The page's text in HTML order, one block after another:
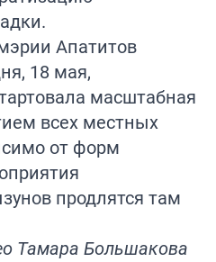
Апатитов
18 мая,
масштабная
всех местных
от форм
продлятся там
Тамара Большакова